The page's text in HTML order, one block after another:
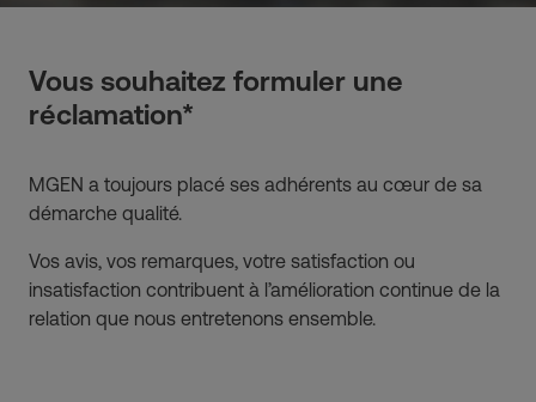
Vous souhaitez formuler une
réclamation*
MGEN a toujours placé ses adhérents au cœur de sa
démarche qualité.
Vos avis, vos remarques, votre satisfaction ou
insatisfaction contribuent à l’amélioration continue de la
relation que nous entretenons ensemble.